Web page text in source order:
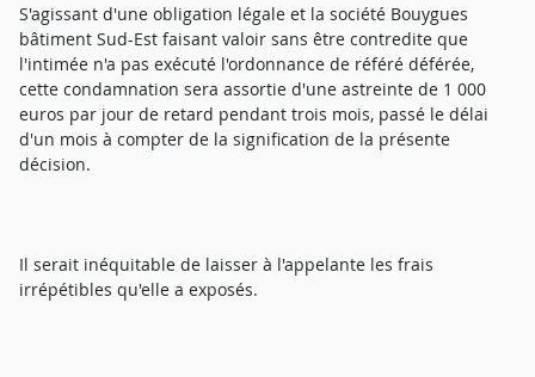
S'agissant d'une obligation légale et la société Bouygues
bâtiment Sud-Est faisant valoir sans être contredite que
l'intimée n'a pas exécuté l'ordonnance de référé déférée,
cette condamnation sera assortie d'une astreinte de 1 000
euros par jour de retard pendant trois mois, passé le délai
d'un mois à compter de la signification de la présente
décision.
Il serait inéquitable de laisser à l'appelante les frais
irrépétibles qu'elle a exposés.